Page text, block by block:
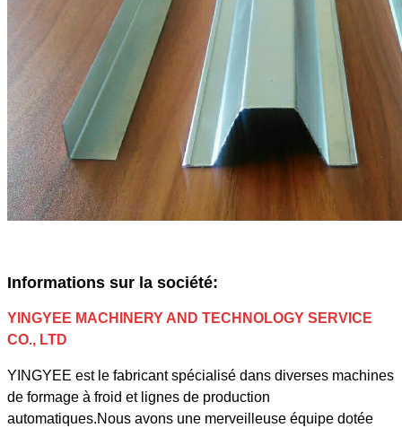
Informations sur la société:
YINGYEE MACHINERY AND TECHNOLOGY SERVICE
CO., LTD
YINGYEE est le fabricant spécialisé dans diverses machines
de formage à froid et lignes de production
automatiques.Nous avons une merveilleuse équipe dotée